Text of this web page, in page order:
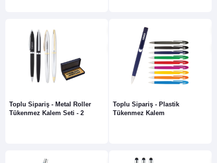
Toplu Sipariş - Metal Roller
Tükenmez Kalem Seti - 2
Toplu Sipariş - Plastik
Tükenmez Kalem